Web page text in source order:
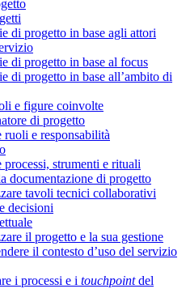
di progetto in base agli attori
di progetto in base al focus
di progetto in base all’ambito di
e figure coinvolte
di progetto
e responsabilità
strumenti e rituali
documentazione di progetto
tavoli tecnici collaborativi
decisioni
il progetto e la sua gestione
il contesto d’uso del servizio
i processi e i touchpointdel